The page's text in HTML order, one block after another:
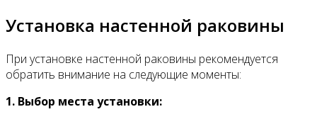
Установка настенной раковины
При установке настенной раковины рекомендуется
обратить внимание на следующие моменты:
1. Выбор места установки: